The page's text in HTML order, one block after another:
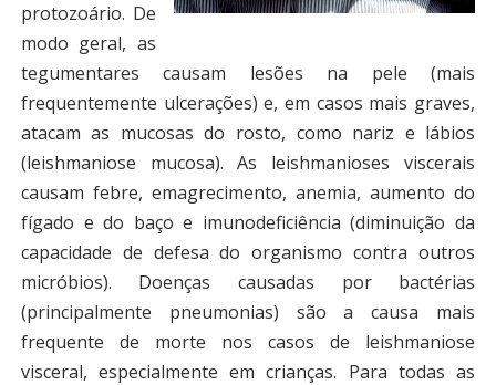
protozoário. De
modo geral, as
tegumentares causam lesões na pele (mais
frequentemente ulcerações) e, em casos mais graves,
atacam as mucosas do rosto, como nariz e lábios
(leishmaniose mucosa). As leishmanioses viscerais
causam febre, emagrecimento, anemia, aumento do
fígado e do baço e imunodeficiência (diminuição da
capacidade de defesa do organismo contra outros
micróbios). Doenças causadas por bactérias
(principalmente pneumonias) são a causa mais
frequente de morte nos casos de leishmaniose
visceral, especialmente em crianças. Para todas as